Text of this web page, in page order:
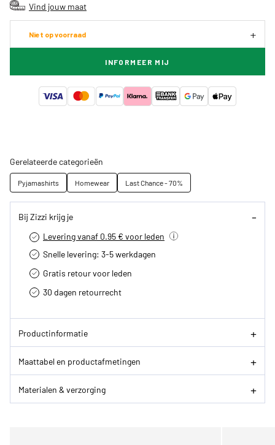
Vind jouw maat
Niet op voorraad
INFORMEER MIJ
Gerelateerde categorieën
Pyjamashirts Homewear Last Chance - 70%
Bij Zizzi krijg je
Levering vanaf 0.95 € voor leden
Snelle levering: 3-5 werkdagen
Gratis retour voor leden
30 dagen retourrecht­
Productinformatie
Maattabel en productafmetingen
Materialen & verzorging